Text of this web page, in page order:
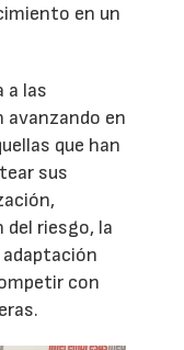
en un
a las
avanzando en
que han
sus
riesgo, la
con